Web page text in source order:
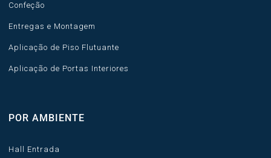
Confeção
Entregas e Montagem
Aplicação de Piso Flutuante
Aplicação de Portas Interiores
POR AMBIENTE
Hall Entrada